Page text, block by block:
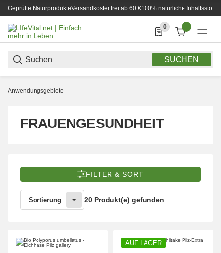
Geprüfte NaturprodukteVersandkostenfrei ab 60 €100% natürliche Inhaltsstoffe
SUCHEN
0
0 Produkte in der
Anwendungsgebiete
FRAUENGESUNDHEIT
FILTER & SORT
Sortierung 20 Produkt(e) gefunden
AUF LAGER